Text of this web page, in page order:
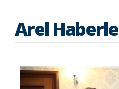
Arel